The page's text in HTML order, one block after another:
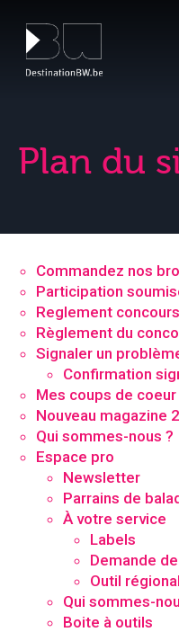
Plan du
Commandez nos
Participation
Reglement
Règlement du
Signaler un
Confirmation
Mes coups de coeur
Nouveau magazine
Qui sommes-nous ?
Espace pro
Newsletter
Parrains de
À votre service
Labels
Demande
Outil
Qui sommes-
Boite à outils